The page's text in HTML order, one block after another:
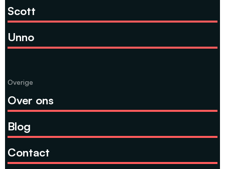
Scott
Unno
Overige
Over ons
Blog
Contact